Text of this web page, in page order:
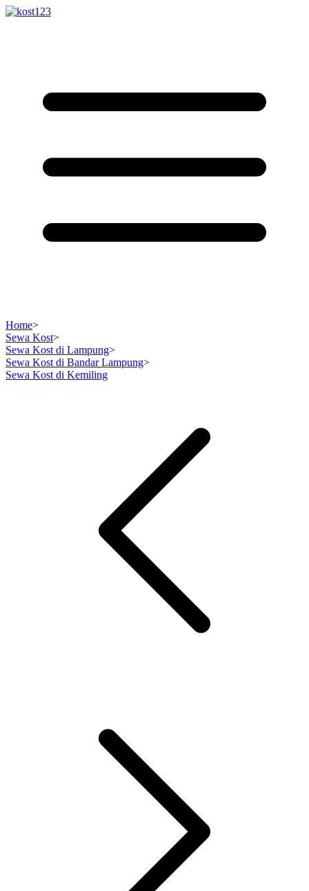
Home>
Sewa Kost>
Sewa Kost di Lampung>
Sewa Kost di Bandar Lampung>
Sewa Kost di Kemiling